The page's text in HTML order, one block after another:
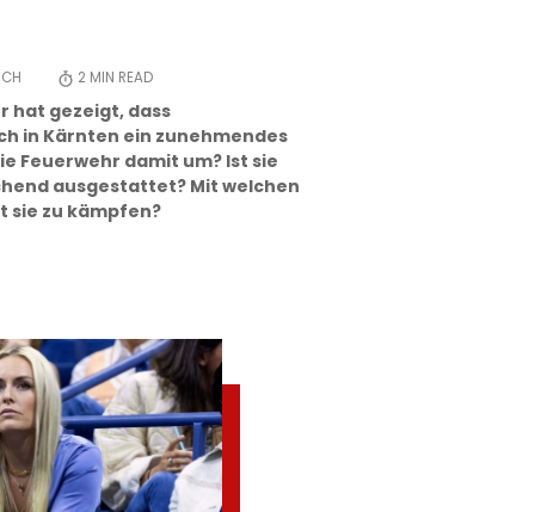
2 MIN READ
hat gezeigt, dass
in Kärnten ein zunehmendes
Feuerwehr damit um? Ist sie
ausgestattet? Mit welchen
sie zu kämpfen?